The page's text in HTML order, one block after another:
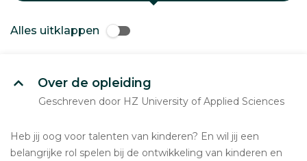
Alles uitklappen
Over de opleiding
Geschreven door HZ University of Applied Sciences
Heb jij oog voor talenten van kinderen? En wil jij een
belangrijke rol spelen bij de ontwikkeling van kinderen en